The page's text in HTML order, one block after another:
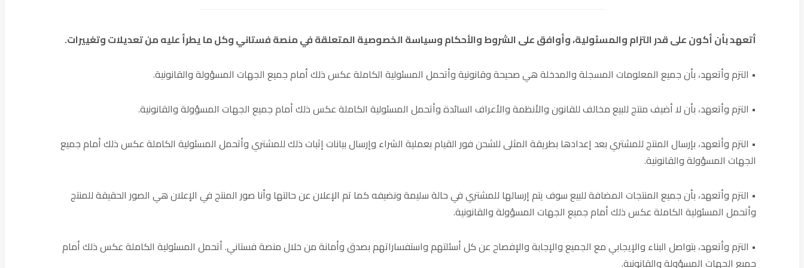
أتعهد بأن أكون على قدر التزام والمسئولية، وأوافق على الشروط والأحكام وسياسة الخصوصية المتعلقة في منصة فستاني وكل ما يطرأ عليه من تعديلات وتغييرات.
• التزم وأتعهد، بأن جميع المعلومات المسجلة والمدخلة هي صحيحة وقانونية وأتحمل المسئولية الكاملة عكس ذلك أمام جميع الجهات المسؤولة والقانونية.
• التزم وأتعهد، بأن لا أضيف منتج للبيع مخالف للقانون والأنظمة والأعراف السائدة وأتحمل المسئولية الكاملة عكس ذلك أمام جميع الجهات المسؤولة والقانونية.
• التزم وأتعهد، بإرسال المنتج للمشتري بعد إعدادها بطريقة المثلى للشحن فور القيام بعملية الشراء وإرسال بيانات إثبات ذلك للمشتري وأتحمل المسئولية الكاملة عكس ذلك أمام جميع
الجهات المسؤولة والقانونية.
• التزم وأتعهد، بأن جميع المنتجات المضافة للبيع سوف يتم إرسالها للمشتري في حالة سليمة ونضيفه كما تم الإعلان عن حالتها وأنا صور المنتج في الإعلان هي الصور الحقيقة للمنتج
وأتحمل المسئولية الكاملة عكس ذلك أمام جميع الجهات المسؤولة والقانونية.
• التزم وأتعهد، بتواصل البناء والإيجابي مع الجميع والإجابة والإفصاح عن كل أسئلتهم واستفساراتهم بصدق وأمانة من خلال منصة فستاني. أتحمل المسئولية الكاملة عكس ذلك أمام
جميع الجهات المسؤولة والقانونية.